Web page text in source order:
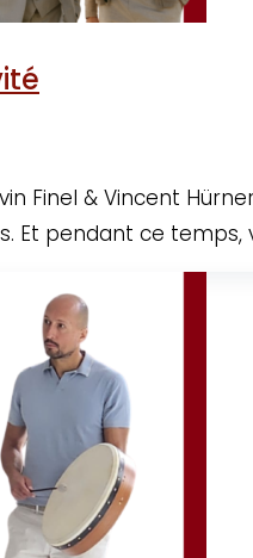
Kevin Finel & Vincent
Et pendant ce